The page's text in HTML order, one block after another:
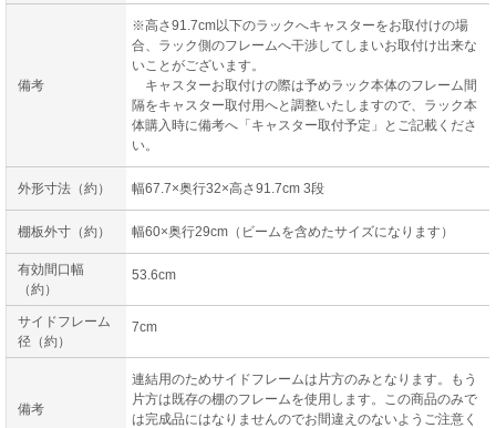
備考
※高さ91.7cm以下のラックへキャスターをお取付けの場
合、ラック側のフレームへ干渉してしまいお取付け出来な
いことがございます。
キャスターお取付けの際は予めラック本体のフレーム間
隔をキャスター取付用へと調整いたしますので、ラック本
体購入時に備考へ「キャスター取付予定」とご記載くださ
い。
外形寸法（約） 幅67.7×奥行32×高さ91.7cm 3段
棚板外寸（約） 幅60×奥行29cm（ビームを含めたサイズになります）
有効間口幅
（約）
53.6cm
サイドフレーム
径（約）
7cm
備考
連結用のためサイドフレームは片方のみとなります。もう
片方は既存の棚のフレームを使用します。この商品のみで
は完成品にはなりませんのでお間違えのないようご注意く